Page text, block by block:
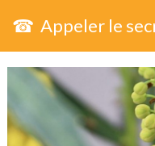
☎ Appeler le